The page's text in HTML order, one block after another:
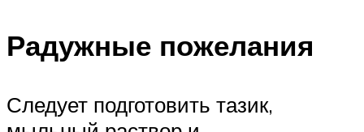
Радужные пожелания
Следует подготовить тазик,